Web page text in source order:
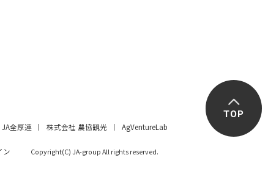
JA全厚連 株式会社 農協観光 AgVentureLab
ン Copyright(C) JA-group All rights reserved.
TOP